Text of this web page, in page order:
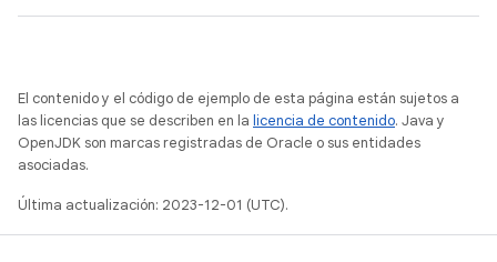
El contenido y el código de ejemplo de esta página están sujetos a
las licencias que se describen en la licencia de contenido. Java y
OpenJDK son marcas registradas de Oracle o sus entidades
asociadas.
Última actualización: 2023-12-01 (UTC).